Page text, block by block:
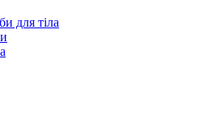
для тіла